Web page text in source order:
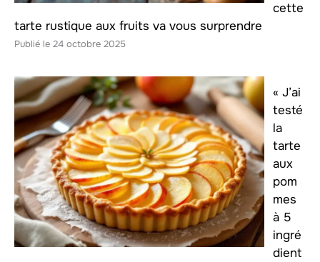
cette
tarte rustique aux fruits va vous surprendre
24 octobre 2025
« J’ai
testé
la
tarte
aux
pom
mes
à 5
ingré
dient